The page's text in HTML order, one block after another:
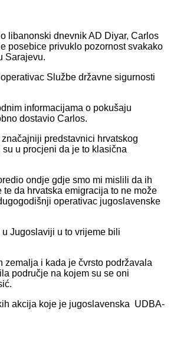
libanonski dnevnik AD Diyar, Carlos
posebice privuklo pozornost svakako
Sarajevu.
Službe državne sigurnosti
informacijama o pokušaju
dostavio Carlos.
predstavnici hrvatskog
u procjeni da je to klasična
ondje gdje smo mi mislili da ih
da hrvatska emigracija to ne može
operativac jugoslavenske
Jugoslaviji u to vrijeme bili
i kada je čvrsto podržavala
područje na kojem su se oni
akcija koje je jugoslavenska UDBA-